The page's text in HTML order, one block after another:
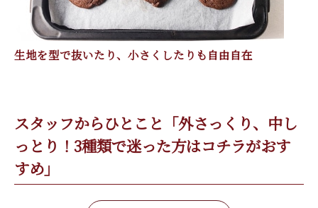
生地を型で抜いたり、小さくしたりも自由自在
スタッフからひとこと「外さっくり、中し
っとり！3種類で迷った方はコチラがおす
すめ」